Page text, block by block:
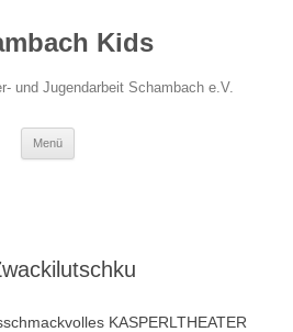
Kids
und Jugendarbeit Schambach e.V.
Menü
KASPERLTHEATER